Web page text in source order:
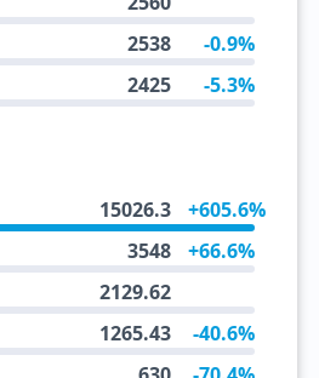
2538 -0.9%
2425 -5.3%
15026.3 +605.6%
3548 +66.6%
2129.62
1265.43 -40.6%